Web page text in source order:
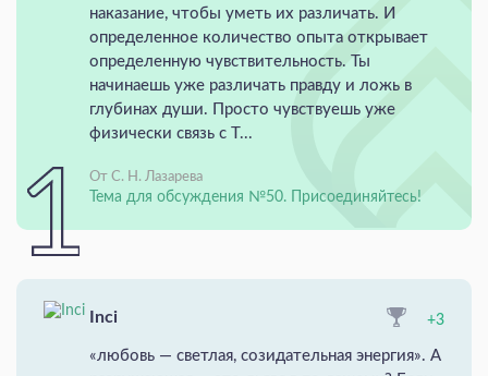
наказание, чтобы уметь их различать. И
определенное количество опыта открывает
определенную чувствительность. Ты
начинаешь уже различать правду и ложь в
глубинах души. Просто чувствуешь уже
физически связь с Т...
От С. Н. Лазарева
Тема для обсуждения №50. Присоединяйтесь!
Inci +3
«любовь — светлая, созидательная энергия». А